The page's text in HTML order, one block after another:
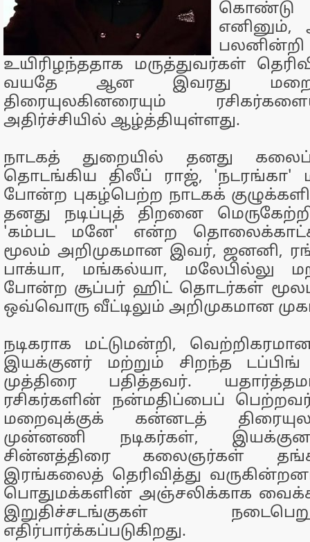
கொண்டு
எனினும்,
உயிரிழந்ததாக மருத்துவர்கள்
வயதே ஆன இவரது
திரையுலகினரையும்
அதிர்ச்சியில் ஆழ்த்தியுள்ளது.
நாடகத் துறையில் தனது
தொடங்கிய திலீப் ராஜ், 'நடரங்கா'
போன்ற புகழ்பெற்ற நாடகக்
தனது நடிப்புத் திறனை
'கம்பட மனே' என்ற
மூலம் அறிமுகமான இவர், ஜனனி,
பாக்யா, மங்கல்யா, மலேபில்லு
போன்ற சூப்பர் ஹிட் தொடர்கள்
ஒவ்வொரு வீட்டிலும் அறிமுகமான
நடிகராக மட்டுமன்றி,
இயக்குனர் மற்றும் சிறந்த
முத்திரை பதித்தவர்.
ரசிகர்களின் நன்மதிப்பைப்
மறைவுக்குக் கன்னடத்
முன்னணி நடிகர்கள்,
சின்னத்திரை கலைஞர்கள்
இரங்கலைத் தெரிவித்து
பொதுமக்களின் அஞ்சலிக்காக
இறுதிச்சடங்குகள்
எதிர்பார்க்கப்படுகிறது.